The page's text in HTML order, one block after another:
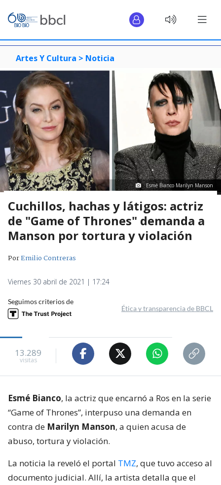
Artes Y Cultura > Noticia
Esmé Bianco Marilyn Manson
Cuchillos, hachas y látigos: actriz
de "Game of Thrones" demanda a
Manson por tortura y violación
PorEmilio Contreras
Viernes 30 abril de 2021 | 17:24
Seguimos criterios de
Ética y transparencia de BBCL
13.289
visitas
Esmé Bianco, la actriz que encarnó a Ros en la serie
“Game of Thrones”, interpuso una demanda en
contra de Marilyn Manson, a quien acusa de
abuso, tortura y violación.
La noticia la reveló el portal TMZ, que tuvo acceso al
documento judicial. Allí, la artista detalla que el